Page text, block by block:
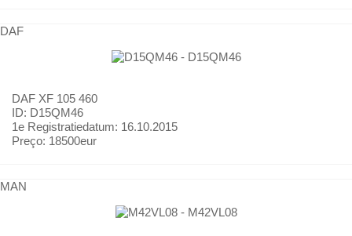
DAF
DAF XF 105 460
ID: D15QM46
1e Registratiedatum: 16.10.2015
Preço: 18500eur
MAN